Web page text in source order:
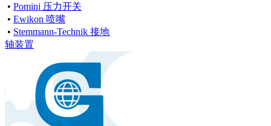
• Pomini 压力开关
• Ewikon 喷嘴
• Stemmann-Technik 接地
轴装置